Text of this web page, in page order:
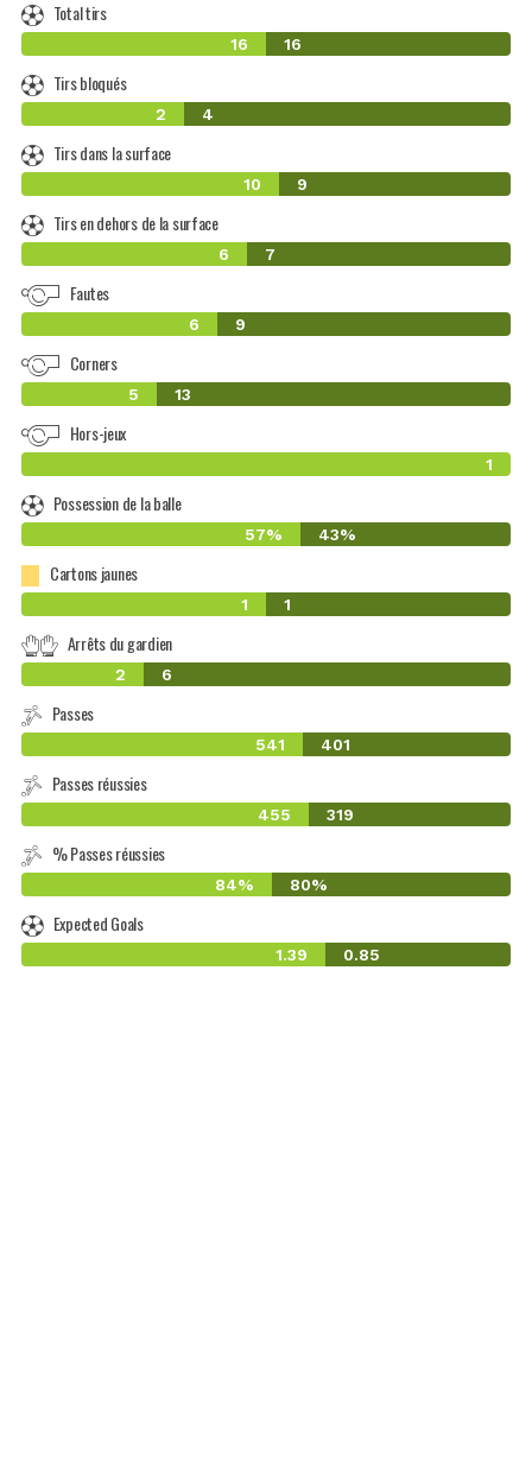
Total tirs
16 16
Tirs bloqués
2 4
Tirs dans la surface
10 9
Tirs en dehors de la surface
6 7
Fautes
6 9
Corners
5 13
Hors-jeux
1
Possession de la balle
57% 43%
Cartons jaunes
1 1
Arrêts du gardien
2 6
Passes
541 401
Passes réussies
455 319
% Passes réussies
84% 80%
Expected Goals
1.39 0.85